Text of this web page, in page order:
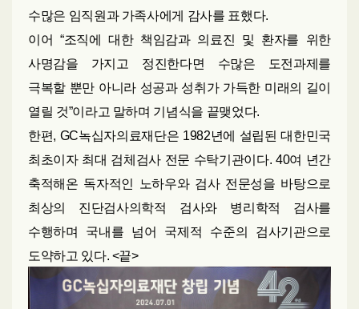
수많은 임직원과 가족사에게 감사를 표했다.
이어 “조직에 대한 책임감과 의료진 및 환자를 위한
사명감을 가지고 정진한다면 수많은 도전과제를
극복할 뿐만 아니라 성공과 성취가 가득한 미래의 길이
열릴 것”이라고 말하며 기념식을 끝맺었다.
한편, GC녹십자의료재단은 1982년에 설립된 대한민국
최초이자 최대 검체검사 전문 수탁기관이다. 40여 년간
축적해온 독자적인 노하우와 검사 전문성을 바탕으로
최상의 진단검사의학적 검사와 병리학적 검사를
수행하며 국내를 넘어 국제적 수준의 검사기관으로
도약하고 있다. <끝>